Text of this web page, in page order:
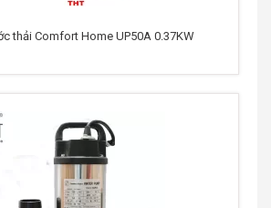
thải Comfort Home UP50A 0.37KW